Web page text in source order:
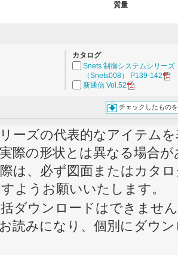
質量
カタログ
Snets 制御システムシリーズ
（Snets008） P139-142
新通信 Vol.52
チェックしたもの
ーズの代表的なアイテム
際の形状とは異なる場合
は、必ず図面またはカタ
ようお願いいたします。
ダウンロードはできませ
読みになり、個別にダウ